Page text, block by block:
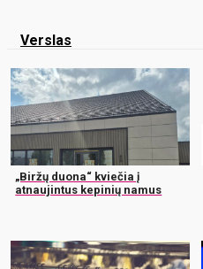
Verslas
„Biržų duona“ kviečia į
atnaujintus kepinių namus